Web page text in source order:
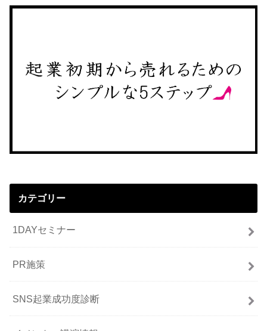
カテゴリー
1DAYセミナー
PR施策
SNS起業成功度診断